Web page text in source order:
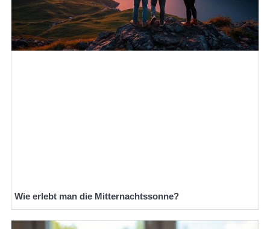
Wie erlebt man die Mitternachtssonne?